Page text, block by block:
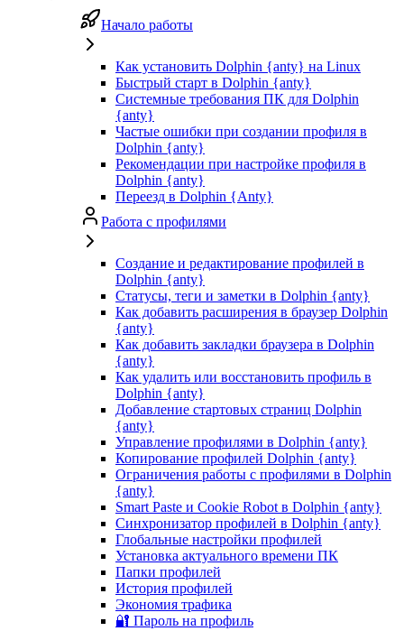
Начало работы
Как установить Dolphin {anty} на Linux
Быстрый старт в Dolphin {anty}
Системные требования ПК для Dolphin
{anty}
Частые ошибки при создании профиля в
Dolphin {anty}
Рекомендации при настройке профиля в
Dolphin {anty}
Переезд в Dolphin {Anty}
Работа с профилями
Создание и редактирование профилей в
Dolphin {anty}
Статусы, теги и заметки в Dolphin {anty}
Как добавить расширения в браузер Dolphin
{anty}
Как добавить закладки браузера в Dolphin
{anty}
Как удалить или восстановить профиль в
Dolphin {anty}
Добавление стартовых страниц Dolphin
{anty}
Управление профилями в Dolphin {anty}
Копирование профилей Dolphin {anty}
Ограничения работы с профилями в Dolphin
{anty}
Smart Paste и Cookie Robot в Dolphin {anty}
Синхронизатор профилей в Dolphin {anty}
Глобальные настройки профилей
Установка актуального времени ПК
Папки профилей
История профилей
Экономия трафика
🔐 Пароль на профиль